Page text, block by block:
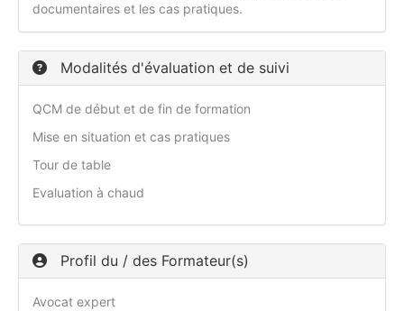
documentaires et les cas pratiques.
Modalités d'évaluation et de suivi
QCM de début et de fin de formation
Mise en situation et cas pratiques
Tour de table
Evaluation à chaud
Profil du / des Formateur(s)
Avocat expert